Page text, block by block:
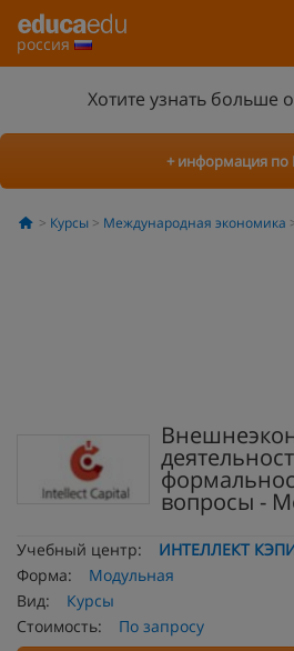
россия
Хотите узнать больше
+ информация по
Курсы Международная экономика
вопросы -
Учебный центр:
ИНТЕЛЛЕКТ
Форма:
Модульная
Вид:
Курсы
Стоимость:
По запросу